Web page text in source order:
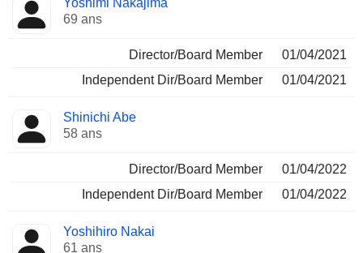
Yoshimi Nakajima
69 ans
Director/Board Member
01/04/2021
Independent Dir/Board Member
01/04/2021
Shinichi Abe
58 ans
Director/Board Member
01/04/2022
Independent Dir/Board Member
01/04/2022
Yoshihiro Nakai
61 ans